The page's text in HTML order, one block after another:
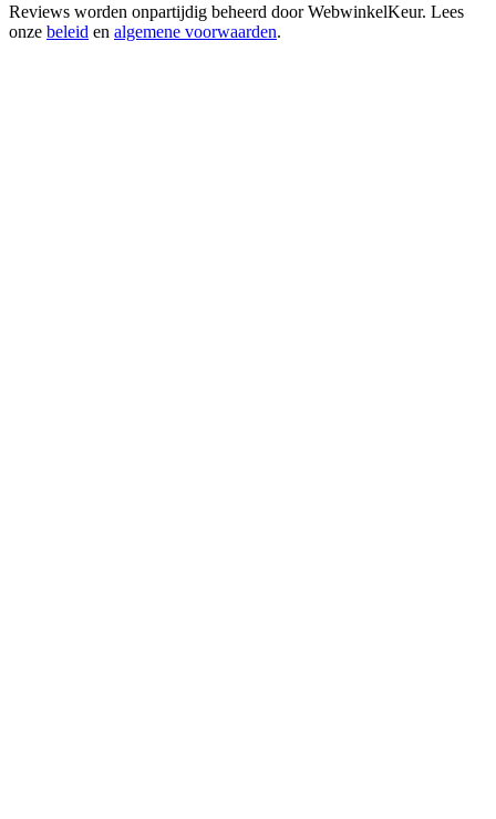
Reviews worden onpartijdig beheerd doorWebwinkelKeur. Lees
onze beleid en algemene voorwaarden.